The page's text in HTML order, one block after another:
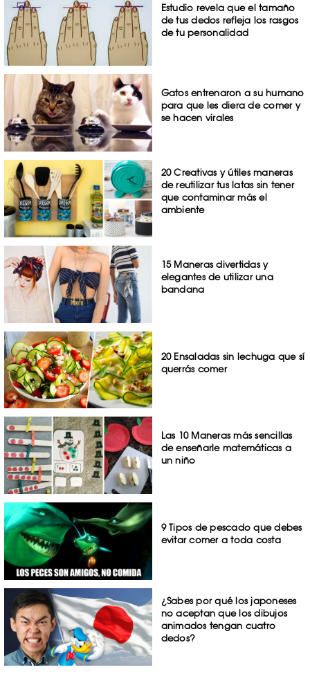
Estudio revela que el tamaño
de tus dedos refleja los rasgos
de tu personalidad
Gatos entrenaron a su humano
para que les diera de comer y
se hacen virales
20 Creativas y útiles maneras
de reutilizar tus latas sin tener
que contaminar más el
ambiente
15 Maneras divertidas y
elegantes de utilizar una
bandana
20 Ensaladas sin lechuga que sí
querrás comer
Las 10 Maneras más sencillas
de enseñarle matemáticas a
un niño
9 Tipos de pescado que debes
evitar comer a toda costa
¿Sabes por qué los japoneses
no aceptan que los dibujos
animados tengan cuatro
dedos?